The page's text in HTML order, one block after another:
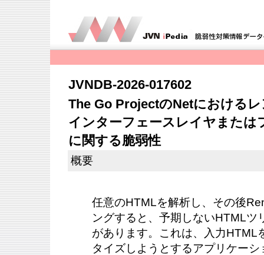
JVNDB-2026-017602
The Go ProjectのNetにおける
インターフェースレイヤまたは
に関する脆弱性
概要
任意のHTMLを解析し、その後
ングすると、予期しないHTMLツ
があります。これは、入力HTML
タイズしようとするアプリケー